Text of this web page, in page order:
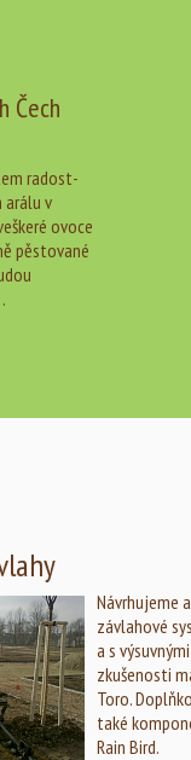
Čech
radost-
arálu v
ovoce
pěstované
Návrhujeme
závlahové
a s
zkušenosti
Toro.
také
Rain Bird.